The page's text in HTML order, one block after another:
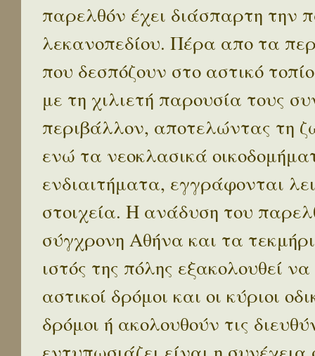
παρελθόν έχει διάσπαρτη την
λεκανοπεδίου. Πέρα απο τα
που δεσπόζουν στο αστικό
με τη χιλιετή παρουσία τους
περιβάλλον, αποτελώντας τη
ενώ τα νεοκλασικά
ενδιαιτήματα, εγγράφονται
στοιχεία. Η ανάδυση του
σύγχρονη Αθήνα και τα
ιστός της πόλης εξακολουθεί
αστικοί δρόμοι και οι κύριοι
δρόμοι ή ακολουθούν τις